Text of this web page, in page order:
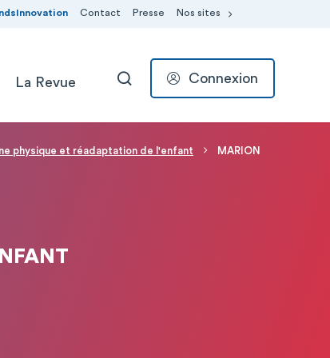
Contact Presse Nos sites
La Revue RECHERCHER
Connexion
physique et réadaptation de l'enfant
MARION